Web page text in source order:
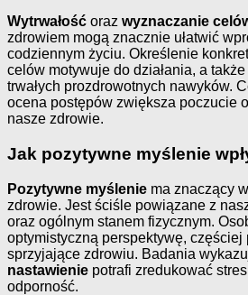
Wytrwałość oraz wyznaczanie
zdrowiem mogą znacznie ułatwić
codziennym życiu. Określenie
celów motywuje do działania, a
trwałych prozdrowotnych nawyków.
ocena postępów zwiększa poczucie
nasze zdrowie.
Jak pozytywne myślenie
Pozytywne myślenie ma znaczący
zdrowie. Jest ściśle powiązane z
oraz ogólnym stanem fizycznym.
optymistyczną perspektywę, częściej
sprzyjające zdrowiu. Badania
nastawienie potrafi zredukować
odporność.